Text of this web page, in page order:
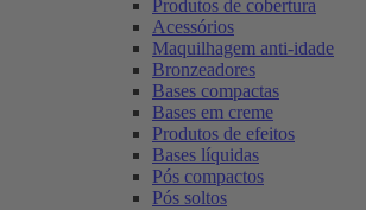
Produtos de cobertura
Acessórios
Maquilhagem anti-idade
Bronzeadores
Bases compactas
Bases em creme
Produtos de efeitos
Bases líquidas
Pós compactos
Pós soltos